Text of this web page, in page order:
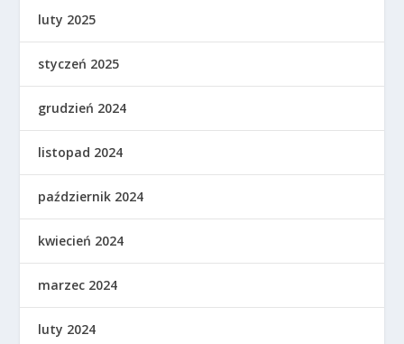
luty 2025
styczeń 2025
grudzień 2024
listopad 2024
październik 2024
kwiecień 2024
marzec 2024
luty 2024